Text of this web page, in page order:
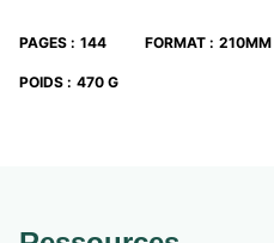
PAGES : 144 FORMAT :
POIDS : 470 G